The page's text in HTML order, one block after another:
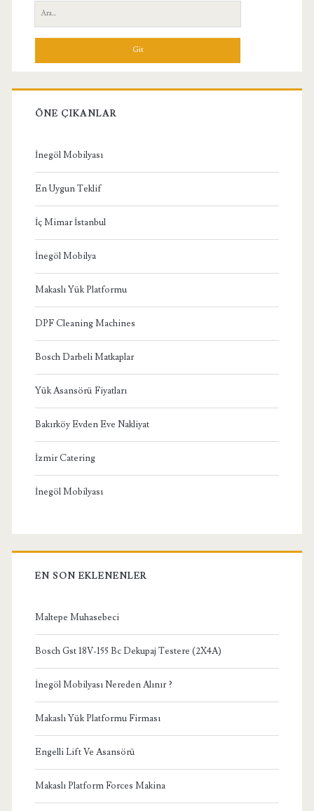
Menü
Ara:
ÖNE ÇIKANLAR
İnegöl Mobilyası
En Uygun Teklif
İç Mimar İstanbul
İnegöl Mobilya
Makaslı Yük Platformu
DPF Cleaning Machines
Bosch Darbeli Matkaplar
Yük Asansörü Fiyatları
Bakırköy Evden Eve Nakliyat
İzmir Catering
İnegöl Mobilyası
EN SON EKLENENLER
Maltepe Muhasebeci
Bosch Gst 18V-155 Bc Dekupaj Testere (2X4A)
İnegöl Mobilyası Nereden Alınır ?
Makaslı Yük Platformu Firması
Engelli Lift Ve Asansörü
Makaslı Platform Forces Makina